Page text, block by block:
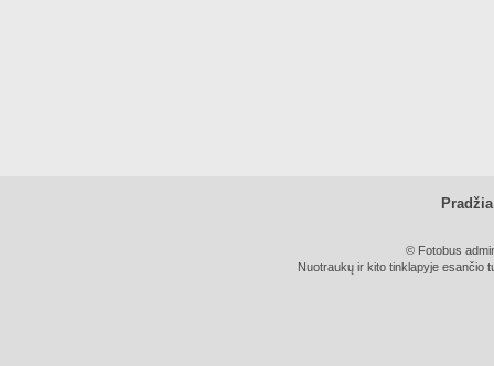
Pradžia
© Fotobus
Nuotraukų ir kito tinklapyje esančio